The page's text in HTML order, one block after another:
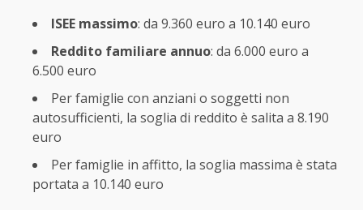
ISEE massimo: da 9.360 euro a 10.140 euro
Reddito familiare annuo: da 6.000 euro a
6.500 euro
Per famiglie con anziani o soggetti non
autosufficienti, la soglia di reddito è salita a 8.190
euro
Per famiglie in affitto, la soglia massima è stata
portata a 10.140 euro